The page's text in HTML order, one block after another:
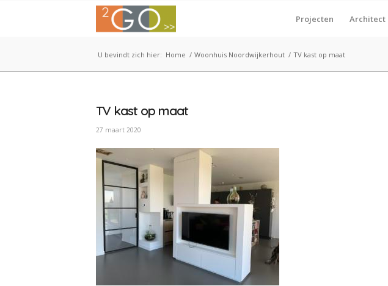
Projecten Architect
U bevindt zich hier: Home / Woonhuis Noordwijkerhout / TV kast op maat
TV kast op maat
27 maart 2020